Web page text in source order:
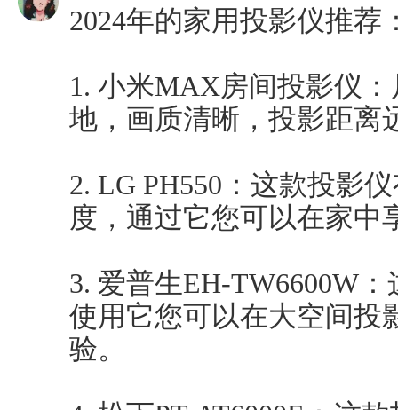
2024年的家用投影仪推荐
1. 小米MAX房间投影仪
地，画质清晰，投影距离
2. LG PH550：这款投影
度，通过它您可以在家中
3. 爱普生EH-TW6600W
使用它您可以在大空间投
验。